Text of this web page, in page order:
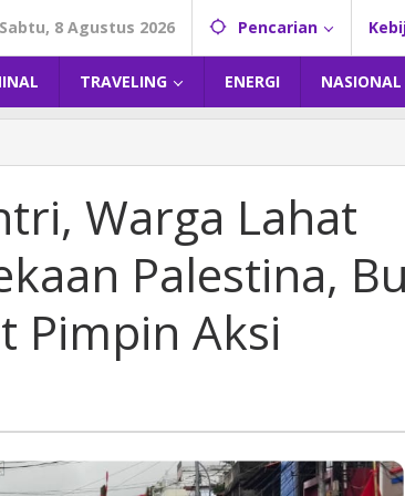
Sabtu, 8 Agustus 2026 Pencarian
TRAVELING ENERGI NASIONAL
Warga Lahat
Palestina,
Pimpin Aksi